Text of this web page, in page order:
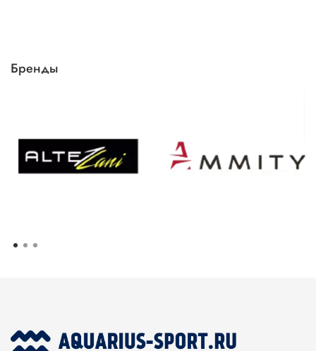
Бренды